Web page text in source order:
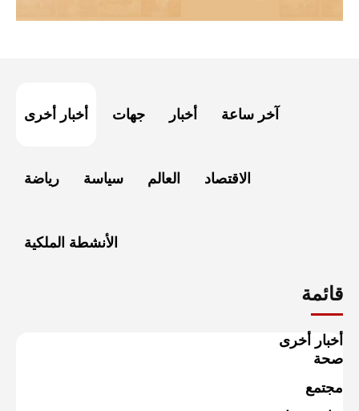
أخبار أخرى جهات أخبار آخر ساعة
رياضة سياسة العالم الاقتصاد
الأنشطة الملكية
قائمة
أخبار أخرى
صحة
مجتمع